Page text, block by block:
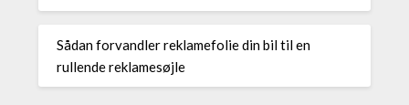
Sådan forvandler reklamefolie din bil til en
rullende reklamesøjle